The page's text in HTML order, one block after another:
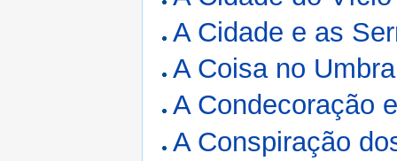
A Cidade e as
A Coisa no
A Condecoração
A Conspiração